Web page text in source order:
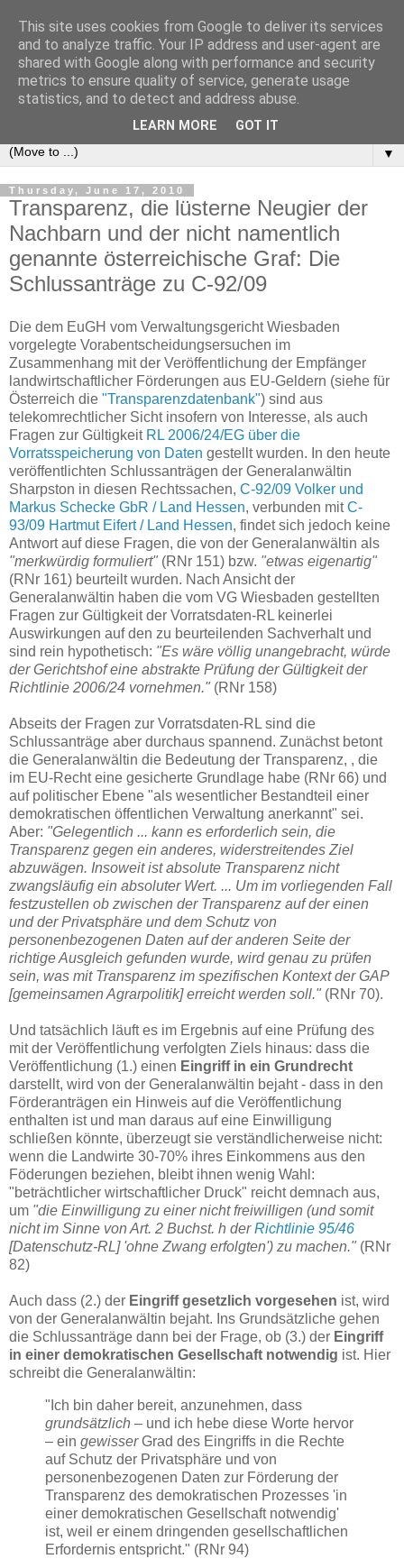
e-comm
Blog zum österreichischen und europäischen Recht der
elektronischen Kommunikationsnetze und -dienste
▼
Thursday, June 17, 2010
Transparenz, die lüsterne Neugier der
Nachbarn und der nicht namentlich
genannte österreichische Graf: Die
Schlussanträge zu C-92/09
Die dem EuGH vom Verwaltungsgericht Wiesbaden
vorgelegte Vorabentscheidungsersuchen im
Zusammenhang mit der Veröffentlichung der Empfänger
landwirtschaftlicher Förderungen aus EU-Geldern (siehe für
Österreich die "Transparenzdatenbank") sind aus
telekomrechtlicher Sicht insofern von Interesse, als auch
Fragen zur Gültigkeit RL 2006/24/EG über die
Vorratsspeicherung von Daten gestellt wurden. In den heute
veröffentlichten Schlussanträgen der Generalanwältin
Sharpston in diesen Rechtssachen, C-92/09 Volker und
Markus Schecke GbR / Land Hessen, verbunden mitC-
93/09 Hartmut Eifert / Land Hessen, findet sich jedoch keine
Antwort auf diese Fragen, die von der Generalanwältin als
"merkwürdig formuliert" (RNr 151) bzw. "etwas eigenartig"
(RNr 161) beurteilt wurden. Nach Ansicht der
Generalanwältin haben die vom VG Wiesbaden gestellten
Fragen zur Gültigkeit der Vorratsdaten-RL keinerlei
Auswirkungen auf den zu beurteilenden Sachverhalt und
sind rein hypothetisch: "Es wäre völlig unangebracht, würde
der Gerichtshof eine abstrakte Prüfung der Gültigkeit der
Richtlinie 2006/24 vornehmen." (RNr 158)
Abseits der Fragen zur Vorratsdaten-RL sind die
Schlussanträge aber durchaus spannend. Zunächst betont
die Generalanwältin die Bedeutung der Transparenz, , die
im EU-Recht eine gesicherte Grundlage habe (RNr 66) und
auf politischer Ebene "als wesentlicher Bestandteil einer
demokratischen öffentlichen Verwaltung anerkannt" sei.
Aber: "Gelegentlich ... kann es erforderlich sein, die
Transparenz gegen ein anderes, widerstreitendes Ziel
abzuwägen. Insoweit ist absolute Transparenz nicht
zwangsläufig ein absoluter Wert. ... Um im vorliegenden Fall
festzustellen ob zwischen der Transparenz auf der einen
und der Privatsphäre und dem Schutz von
personenbezogenen Daten auf der anderen Seite der
richtige Ausgleich gefunden wurde, wird genau zu prüfen
sein, was mit Transparenz im spezifischen Kontext der GAP
[gemeinsamen Agrarpolitik] erreicht werden soll." (RNr 70).
Und tatsächlich läuft es im Ergebnis auf eine Prüfung des
mit der Veröffentlichung verfolgten Ziels hinaus: dass die
Veröffentlichung (1.) einen Eingriff in ein Grundrecht
darstellt, wird von der Generalanwältin bejaht - dass in den
Förderanträgen ein Hinweis auf die Veröffentlichung
enthalten ist und man daraus auf eine Einwilligung
schließen könnte, überzeugt sie verständlicherweise nicht:
wenn die Landwirte 30-70% ihres Einkommens aus den
Föderungen beziehen, bleibt ihnen wenig Wahl:
"beträchtlicher wirtschaftlicher Druck" reicht demnach aus,
um "die Einwilligung zu einer nicht freiwilligen (und somit
nicht im Sinne von Art. 2 Buchst. h derRichtlinie 95/46
[Datenschutz-RL] 'ohne Zwang erfolgten') zu machen." (RNr
82)
Auch dass (2.) der Eingriff gesetzlich vorgesehen ist, wird
von der Generalanwältin bejaht. Ins Grundsätzliche gehen
die Schlussanträge dann bei der Frage, ob (3.) der Eingriff
in einer demokratischen Gesellschaft notwendig ist. Hier
schreibt die Generalanwältin:
"Ich bin daher bereit, anzunehmen, dass
grundsätzlich – und ich hebe diese Worte hervor
– ein gewisserGrad des Eingriffs in die Rechte
auf Schutz der Privatsphäre und von
personenbezogenen Daten zur Förderung der
Transparenz des demokratischen Prozesses 'in
einer demokratischen Gesellschaft notwendig'
ist, weil er einem dringenden gesellschaftlichen
Erfordernis entspricht." (RNr 94)
This site uses cookies from Google to deliver its services
and to analyze traffic. Your IP address and user-agent are
shared with Google along with performance and security
metrics to ensure quality of service, generate usage
statistics, and to detect and address abuse.
LEARN MORE GOT IT